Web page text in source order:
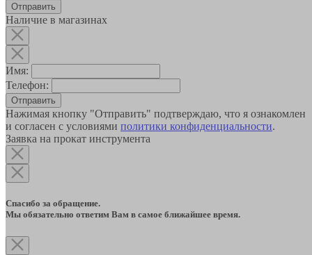
Наличие в магазинах
Имя:
Телефон:
Отправить
Нажимая кнопку "Отправить" подтверждаю, что я ознакомлен
и согласен с условиями политики конфиденциальности.
Заявка на прокат инструмента
Спасибо за обращение.
Мы обязательно ответим Вам в самое ближайшее время.